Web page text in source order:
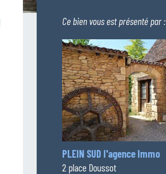
Ce bien vous est présenté par :
PLEIN SUD l'agence Immo
2 place Doussot